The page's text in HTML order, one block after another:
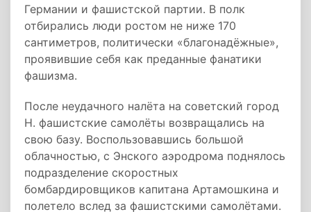
Германии и фашистской партии. В полк
отбирались люди ростом не ниже 170
сантиметров, политически «благонадёжные»,
проявившие себя как преданные фанатики
фашизма.
После неудачного налёта на советский город
Н. фашистские самолёты возвращались на
свою базу. Воспользовавшись большой
облачностью, с Энского аэродрома поднялось
подразделение скоростных
бомбардировщиков капитана Артамошкина и
полетело вслед за фашистскими самолётами.